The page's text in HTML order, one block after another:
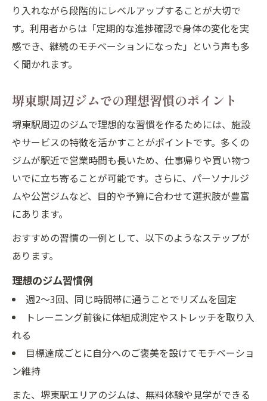
り入れながら段階的にレベルアップすることが大切で
す。利用者からは「定期的な進捗確認で身体の変化を実
感でき、継続のモチベーションになった」という声も多
く聞かれます。
堺東駅周辺ジムでの理想習慣のポイント
堺東駅周辺のジムで理想的な習慣を作るためには、施設
やサービスの特徴を活かすことがポイントです。多くの
ジムが駅近で営業時間も長いため、仕事帰りや買い物つ
いでに立ち寄ることが可能です。さらに、パーソナルジ
ムや公営ジムなど、目的や予算に合わせて選択肢が豊富
にあります。
おすすめの習慣の一例として、以下のようなステップが
あります。
理想のジム習慣例
週2〜3回、同じ時間帯に通うことでリズムを固定
トレーニング前後に体組成測定やストレッチを取り入
れる
目標達成ごとに自分へのご褒美を設けてモチベーショ
ン維持
また、堺東駅エリアのジムは、無料体験や見学ができる